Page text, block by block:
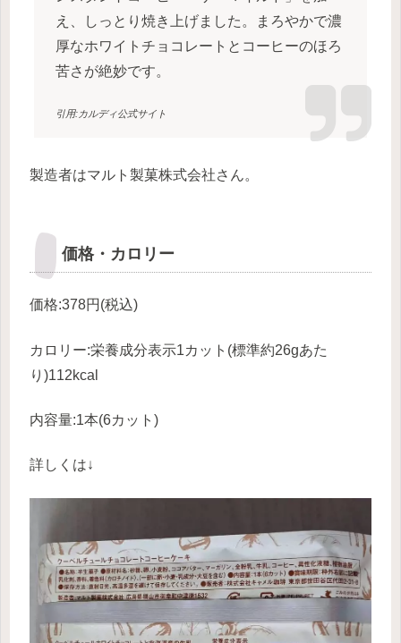
え、しっとり焼き上げました。まろやかで濃
厚なホワイトチョコレートとコーヒーのほろ
苦さが絶妙です。
引用:カルディ公式サイト
製造者はマルト製菓株式会社さん。
価格・カロリー
価格:378円(税込)
カロリー:栄養成分表示1カット(標準約26gあた
り)112kcal
内容量:1本(6カット)
詳しくは↓